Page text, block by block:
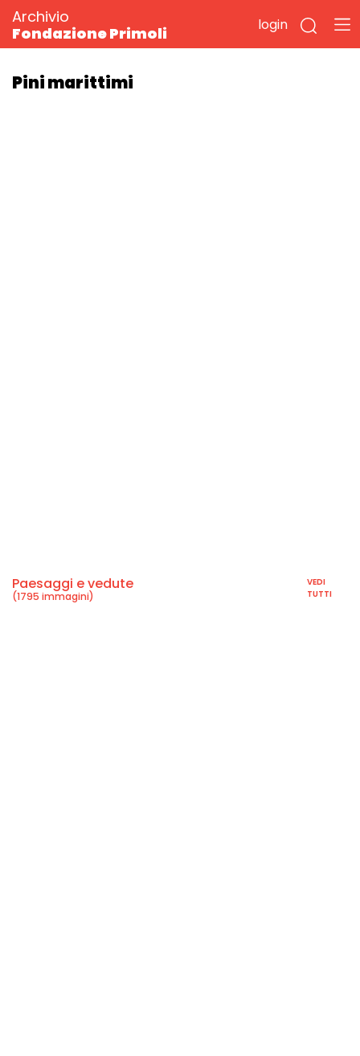
Archivio
Fondazione Primoli
login
Pini marittimi
Paesaggi e vedute
(1795 immagini)
VEDI
TUTTI